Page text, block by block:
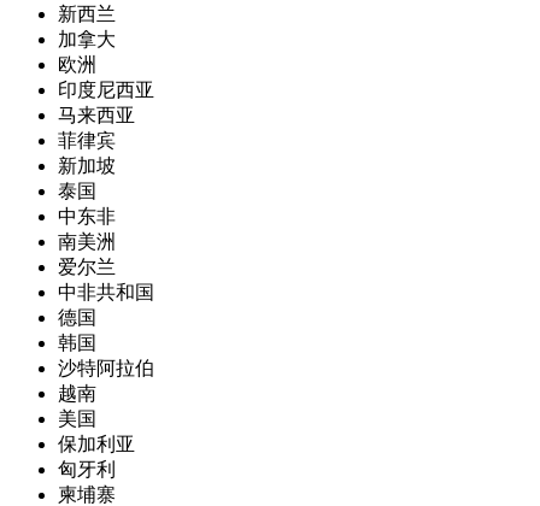
新西兰
加拿大
欧洲
印度尼西亚
马来西亚
菲律宾
新加坡
泰国
中东非
南美洲
爱尔兰
中非共和国
德国
韩国
沙特阿拉伯
越南
美国
保加利亚
匈牙利
柬埔寨